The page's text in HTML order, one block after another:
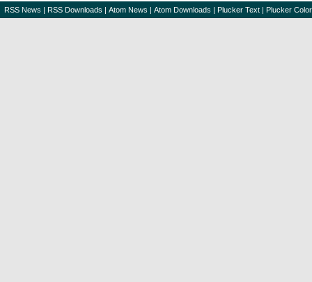
RSS News | RSS Downloads | Atom News | Atom Downloads | Plucker Text | Plucker Color